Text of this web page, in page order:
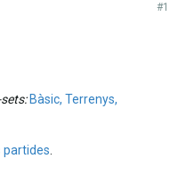
#1
Bàsic, Terrenys,
partides